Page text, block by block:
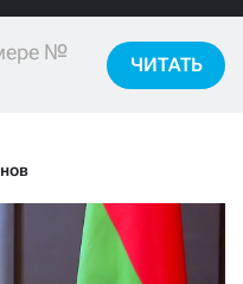
№
ЧИТАТЬ
1000
свое гражданство РФ